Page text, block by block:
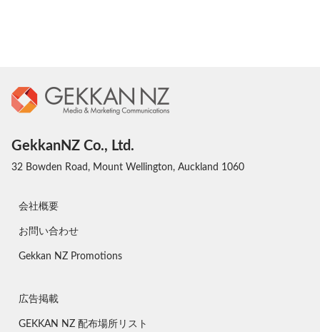
GekkanNZ Co., Ltd.
32 Bowden Road, Mount Wellington, Auckland 1060
会社概要
お問い合わせ
Gekkan NZ Promotions
広告掲載
GEKKAN NZ 配布場所リスト